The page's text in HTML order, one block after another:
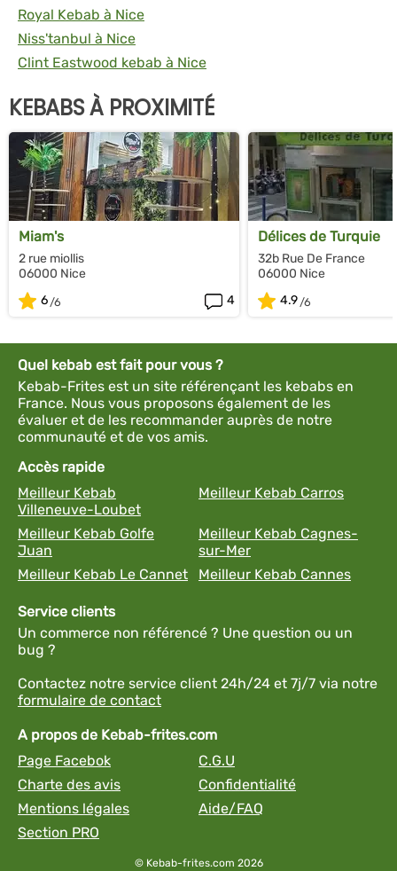
Royal Kebab à Nice
Niss'tanbul à Nice
Clint Eastwood kebab à Nice
KEBABS À PROXIMITÉ
Miam's
2 rue miollis
06000 Nice
6
4
Délices de Turquie
32b Rue De France
06000 Nice
4.9
Quel kebab est fait pour vous ?
Kebab-Frites est un site référençant les kebabs en
France. Nous vous proposons également de les
évaluer et de les recommander auprès de notre
communauté et de vos amis.
Accès rapide
Meilleur Kebab
Villeneuve-Loubet
Meilleur Kebab Carros
Meilleur Kebab Golfe
Juan
Meilleur Kebab Cagnes-
sur-Mer
Meilleur Kebab Le Cannet
Meilleur Kebab Cannes
Service clients
Un commerce non référencé ? Une question ou un
bug ?
Contactez notre service client 24h/24 et 7j/7 via notre
formulaire de contact
A propos de Kebab-frites.com
Page Facebok
C.G.U
Charte des avis
Confidentialité
Mentions légales
Aide/FAQ
Section PRO
© Kebab-frites.com 2026